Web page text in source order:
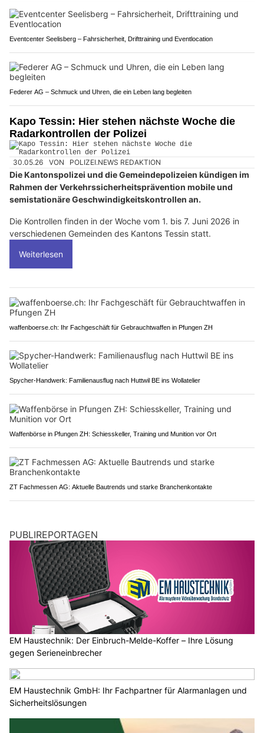
Eventcenter Seelisberg – Fahrsicherheit, Drifttraining und Eventlocation
Federer AG – Schmuck und Uhren, die ein Leben lang begleiten
Kapo Tessin: Hier stehen nächste Woche die
Radarkontrollen der Polizei
30.05.26 VON POLIZEI.NEWS REDAKTION
Die Kantonspolizei und die Gemeindepolizeien kündigen im
Rahmen der Verkehrssicherheitsprävention mobile und
semistationäre Geschwindigkeitskontrollen an.
Die Kontrollen finden in der Woche vom 1. bis 7. Juni 2026 in
verschiedenen Gemeinden des Kantons Tessin statt.
Weiterlesen
waffenboerse.ch: Ihr Fachgeschäft für Gebrauchtwaffen in Pfungen ZH
Spycher-Handwerk: Familienausflug nach Huttwil BE ins Wollatelier
Waffenbörse in Pfungen ZH: Schiesskeller, Training und Munition vor Ort
ZT Fachmessen AG: Aktuelle Bautrends und starke Branchenkontakte
PUBLIREPORTAGEN
EM Haustechnik: Der Einbruch-Melde-Koffer – Ihre Lösung
gegen Serieneinbrecher
EM Haustechnik GmbH: Ihr Fachpartner für Alarmanlagen und
Sicherheitslösungen